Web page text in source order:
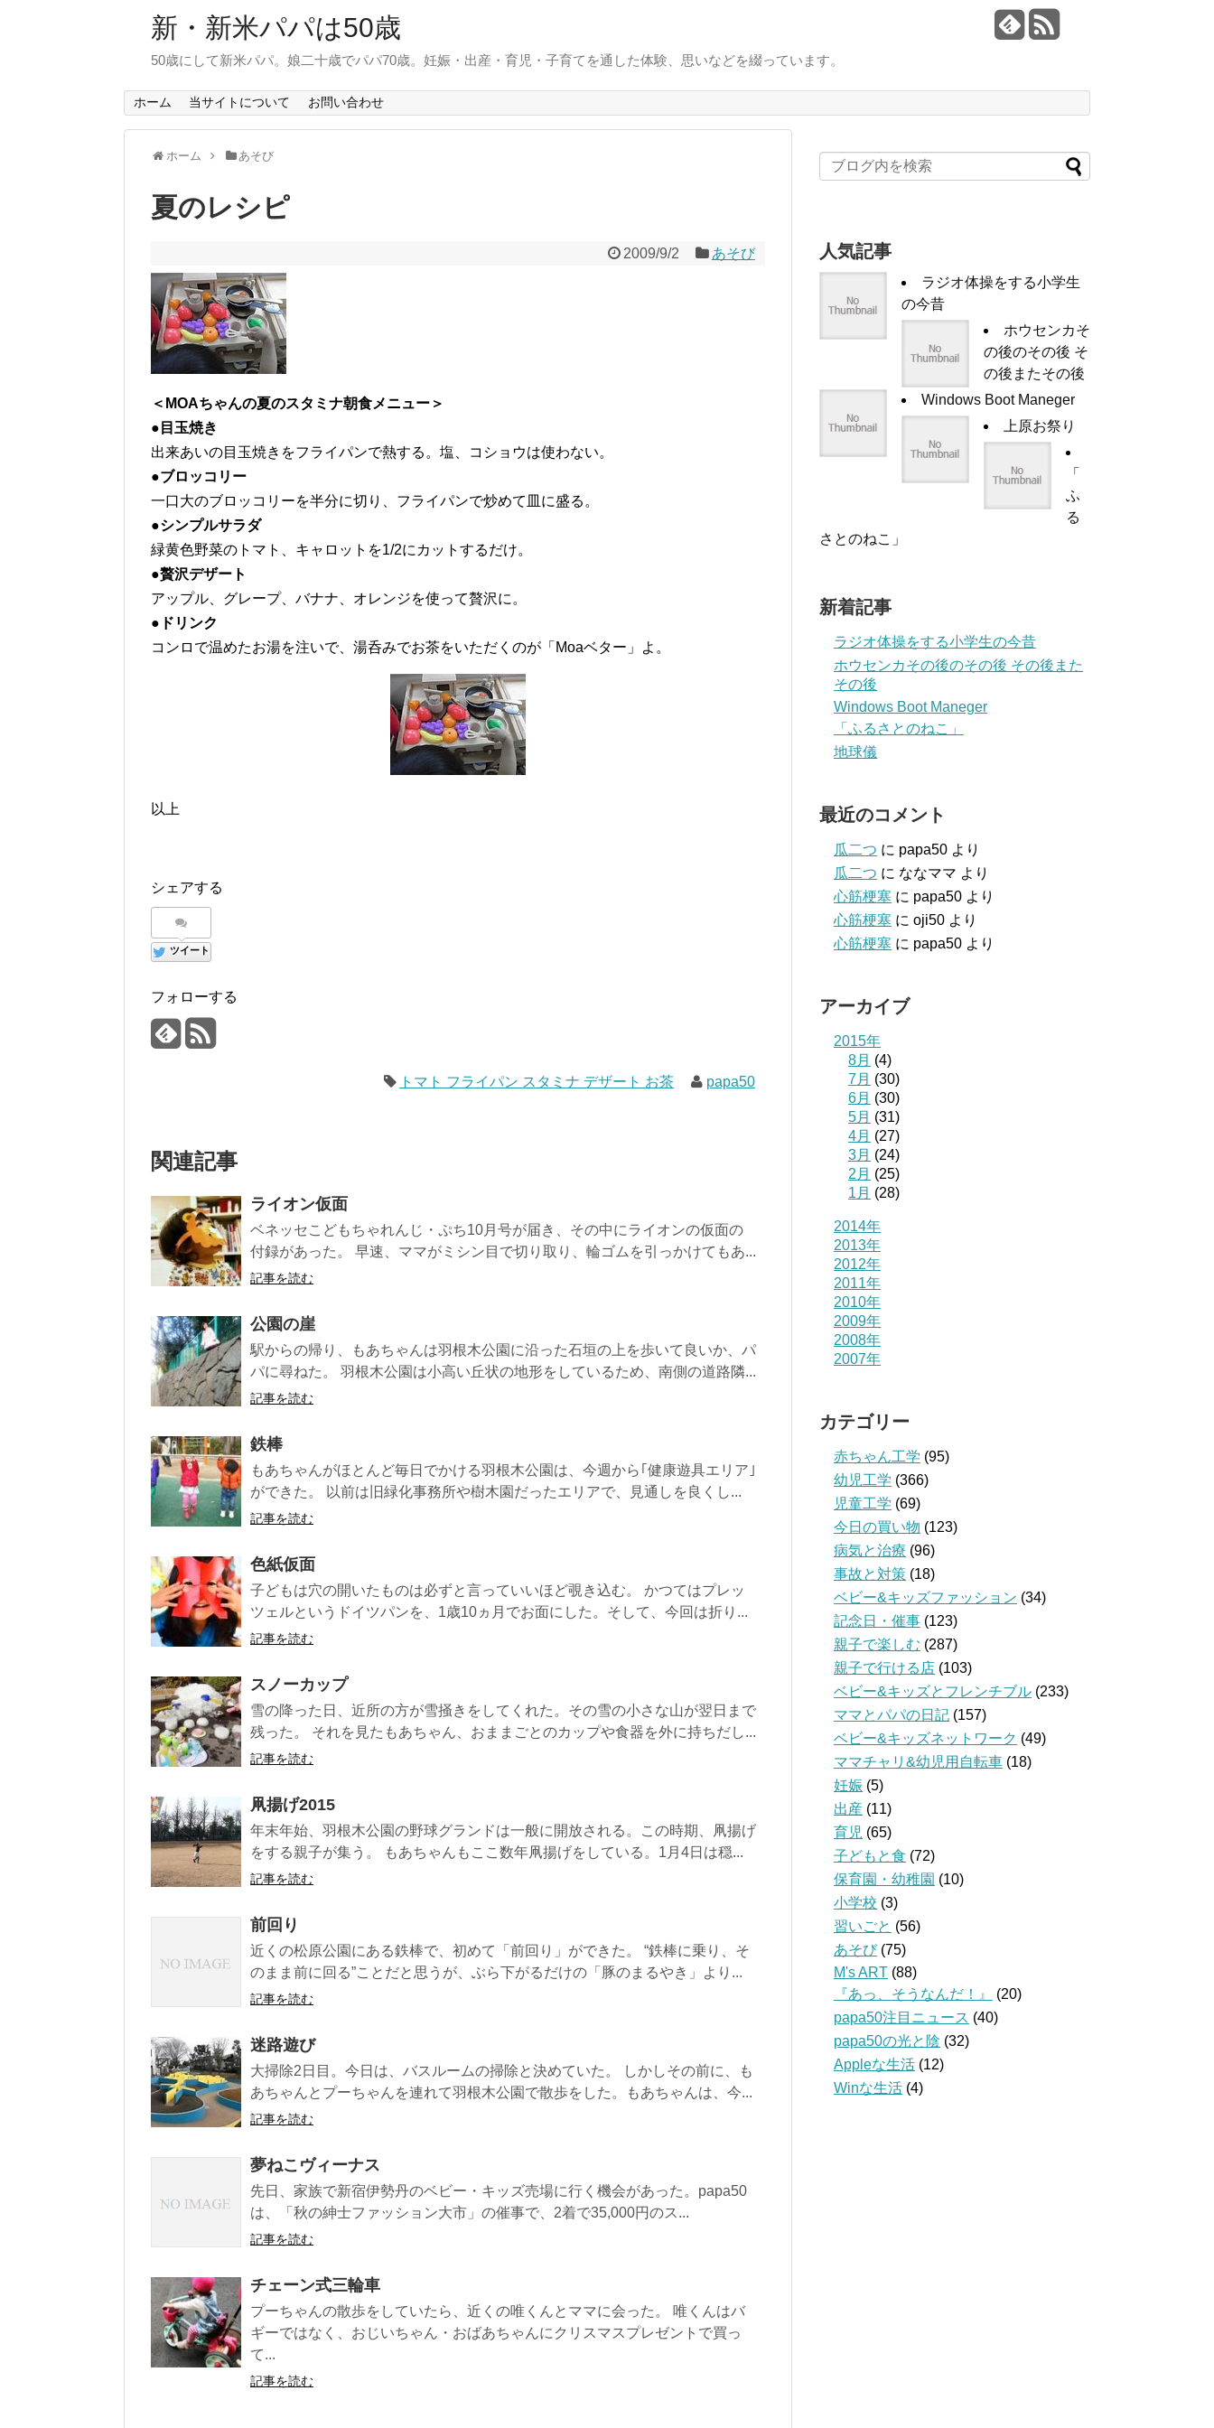
新・新米パパは50歳
50歳にして新米パパ。娘二十歳でパパ70歳。妊娠・出産・育児・子育てを通した体験、思いなどを綴っています。
ホーム 当サイトについて お問い合わせ
ホーム あそび
夏のレシピ
2009/9/2 あそび
＜MOAちゃんの夏のスタミナ朝食メニュー＞
●目玉焼き
出来あいの目玉焼きをフライパンで熱する。塩、コショウは使わない。
●ブロッコリー
一口大のブロッコリーを半分に切り、フライパンで炒めて皿に盛る。
●シンプルサラダ
緑黄色野菜のトマト、キャロットを1/2にカットするだけ。
●贅沢デザート
アップル、グレープ、バナナ、オレンジを使って贅沢に。
●ドリンク
コンロで温めたお湯を注いで、湯呑みでお茶をいただくのが「Moaベター」よ。
以上
シェアする
ツイート
フォローする
トマト フライパン スタミナ デザート お茶 papa50
関連記事
ライオン仮面
ベネッセこどもちゃれんじ・ぷち10月号が届き、その中にライオンの仮面の
付録があった。 早速、ママがミシン目で切り取り、輪ゴムを引っかけてもあ...
記事を読む
公園の崖
駅からの帰り、もあちゃんは羽根木公園に沿った石垣の上を歩いて良いか、パ
パに尋ねた。 羽根木公園は小高い丘状の地形をしているため、南側の道路隣...
記事を読む
鉄棒
もあちゃんがほとんど毎日でかける羽根木公園は、今週から｢健康遊具エリア｣
ができた。 以前は旧緑化事務所や樹木園だったエリアで、見通しを良くし...
記事を読む
色紙仮面
子どもは穴の開いたものは必ずと言っていいほど覗き込む。 かつてはプレッ
ツェルというドイツパンを、1歳10ヵ月でお面にした。そして、今回は折り...
記事を読む
スノーカップ
雪の降った日、近所の方が雪掻きをしてくれた。その雪の小さな山が翌日まで
残った。 それを見たもあちゃん、おままごとのカップや食器を外に持ちだし...
記事を読む
凧揚げ2015
年末年始、羽根木公園の野球グランドは一般に開放される。この時期、凧揚げ
をする親子が集う。 もあちゃんもここ数年凧揚げをしている。1月4日は穏...
記事を読む
前回り
近くの松原公園にある鉄棒で、初めて「前回り」ができた。 “鉄棒に乗り、そ
のまま前に回る”ことだと思うが、ぶら下がるだけの「豚のまるやき」より...
記事を読む
迷路遊び
大掃除2日目。今日は、バスルームの掃除と決めていた。 しかしその前に、も
あちゃんとプーちゃんを連れて羽根木公園で散歩をした。もあちゃんは、今...
記事を読む
夢ねこヴィーナス
先日、家族で新宿伊勢丹のベビー・キッズ売場に行く機会があった。papa50
は、「秋の紳士ファッション大市」の催事で、2着で35,000円のス...
記事を読む
チェーン式三輪車
プーちゃんの散歩をしていたら、近くの唯くんとママに会った。 唯くんはバ
ギーではなく、おじいちゃん・おばあちゃんにクリスマスプレゼントで買っ
て...
記事を読む
人気記事
ラジオ体操をする小学生
の今昔
ホウセンカそ
の後のその後 そ
の後またその後
Windows Boot Maneger
上原お祭り
「
ふ
る
さとのねこ」
新着記事
ラジオ体操をする小学生の今昔
ホウセンカその後のその後 その後また
その後
Windows Boot Maneger
「ふるさとのねこ」
地球儀
最近のコメント
瓜二つ に papa50 より
瓜二つ に ななママ より
心筋梗塞 に papa50 より
心筋梗塞 に oji50 より
心筋梗塞 に papa50 より
アーカイブ
2015年
8月 (4)
7月 (30)
6月 (30)
5月 (31)
4月 (27)
3月 (24)
2月 (25)
1月 (28)
2014年
2013年
2012年
2011年
2010年
2009年
2008年
2007年
カテゴリー
赤ちゃん工学 (95)
幼児工学 (366)
児童工学 (69)
今日の買い物 (123)
病気と治療 (96)
事故と対策 (18)
ベビー&キッズファッション (34)
記念日・催事 (123)
親子で楽しむ (287)
親子で行ける店 (103)
ベビー&キッズとフレンチブル (233)
ママとパパの日記 (157)
ベビー&キッズネットワーク (49)
ママチャリ&幼児用自転車 (18)
妊娠 (5)
出産 (11)
育児 (65)
子どもと食 (72)
保育園・幼稚園 (10)
小学校 (3)
習いごと (56)
あそび(75)
M's ART (88)
『あっ、そうなんだ！』
(20)
papa50注目ニュース (40)
papa50の光と陰 (32)
Appleな生活 (12)
Winな生活 (4)